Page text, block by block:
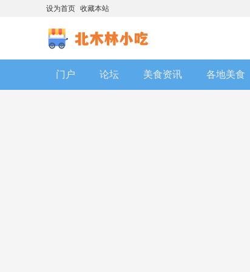
设为首页 收藏本站
门户 论坛 美食资讯 各地美食